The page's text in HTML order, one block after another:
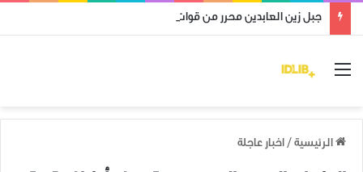
جبل زين العابدين محرر من قوات النظام وميليشياته
القائمة
الرئيسية / اخبار عاجلة